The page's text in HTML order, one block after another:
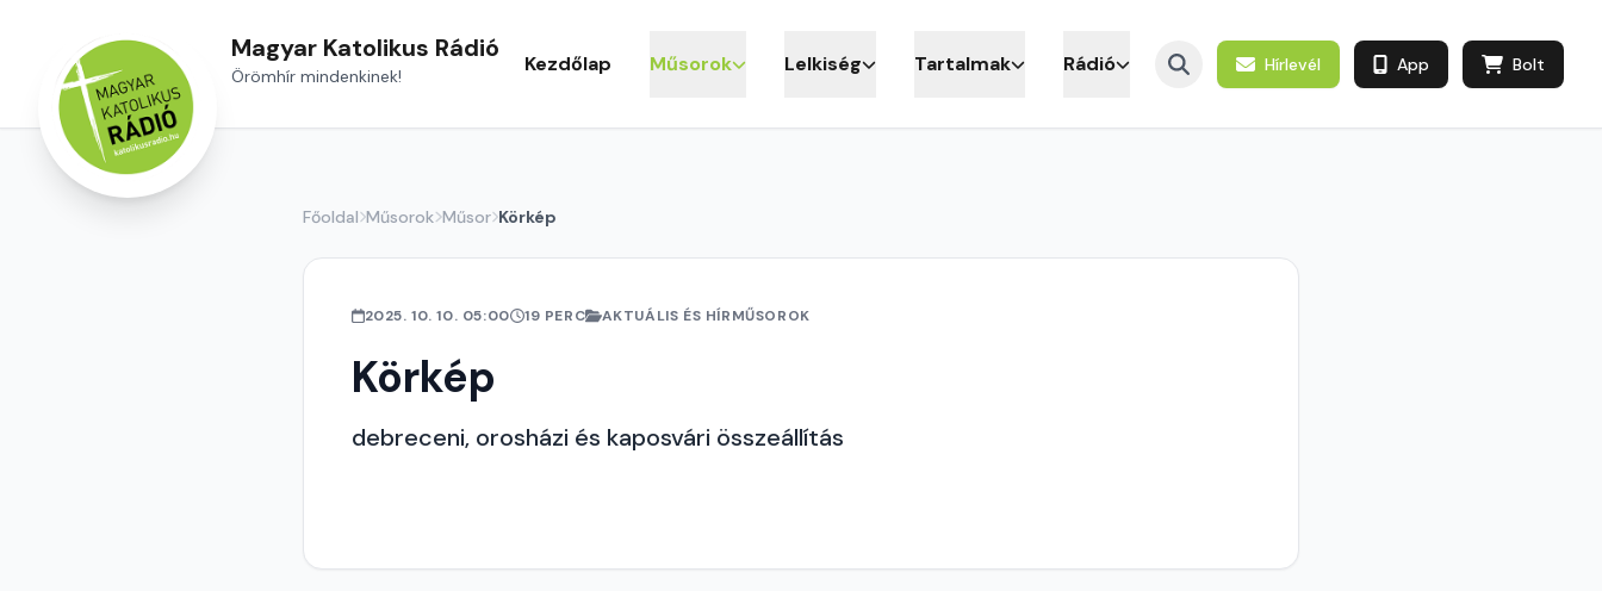
Magyar Katolikus Rádió
Örömhír mindenkinek! Kezdőlap Műsorok Lelkiség Tartalmak Rádió Hírlevél App Bolt
Főoldal Műsorok Műsor Körkép
2025. 10. 10. 05:00 19 PERC AKTUÁLIS ÉS HÍRMŰSOROK
Körkép
debreceni, orosházi és kaposvári összeállítás